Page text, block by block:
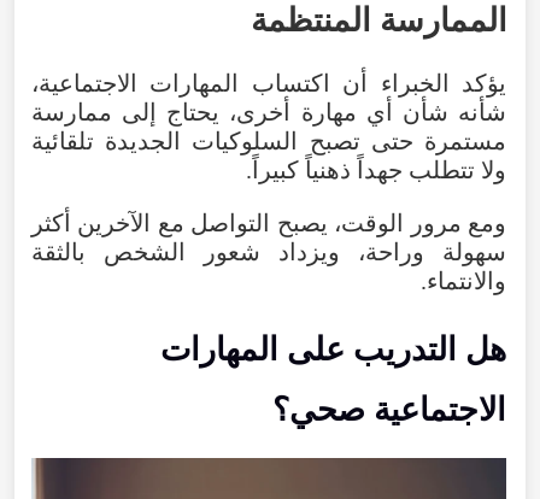
الممارسة المنتظمة
يؤكد الخبراء أن اكتساب المهارات الاجتماعية،
شأنه شأن أي مهارة أخرى، يحتاج إلى ممارسة
مستمرة حتى تصبح السلوكيات الجديدة تلقائية
ولا تتطلب جهداً ذهنياً كبيراً .
ومع مرور الوقت، يصبح التواصل مع الآخرين أكثر
سهولة
وراحة، ويزداد شعور الشخص
بالثقة
والانتماء.
هل التدريب على المهارات
الاجتماعية صحي؟